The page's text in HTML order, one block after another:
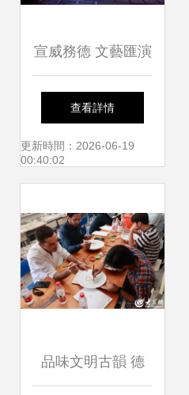
宣威務德 文藝匯演
鬧元宵，花燈非遺
唱不停
查看詳情
更新時間：2026-06-19
00:40:02
品味文明古韻 德